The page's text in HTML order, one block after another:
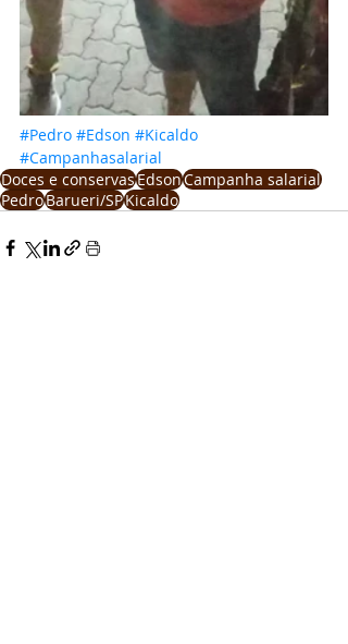
#Pedro #Edson #Kicaldo
#Campanhasalarial
Doces e conservasEdsonCampanha salarial
PedroBarueri/SPKicaldo